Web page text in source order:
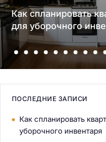
Как спланировать
для уборочного
ПОСЛЕДНИЕ ЗАПИСИ
Как спланировать
уборочного инвентаря